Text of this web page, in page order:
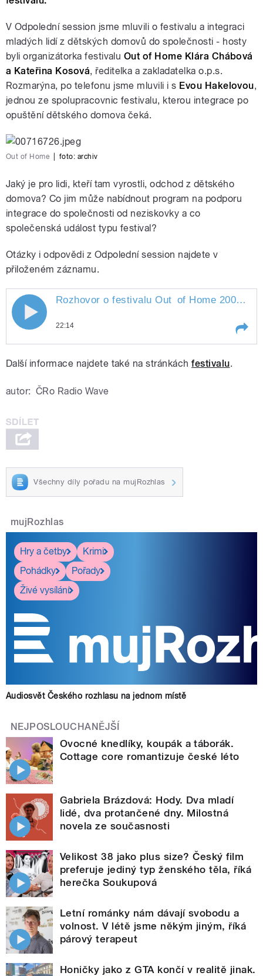
V Odpolední session jsme mluvili o festivalu a integraci
mladých lidí z dětských domovů do společnosti - hosty
byli organizátorka festivalu Out of Home Klára Chábová
a Kateřina Kosová, ředitelka a zakladatelka o.p.s.
Rozmarýna, po telefonu jsme mluvili i s Evou Hakelovou,
jednou ze spolupracovnic festivalu, kterou integrace po
opuštění dětského domova čeká.
Out of Home foto: archiv
Jaký je pro lidi, kteří tam vyrostli, odchod z dětského
domova? Co jim může nabídnout program na podporu
integrace do společnosti od neziskovky a co
společenská událost typu festival?
Otázky i odpovědi z Odpolední session najdete v
přiloženém záznamu.
Rozhovor o festivalu Out of Home 2008
pause
Rozhovor o festivalu Out of Home 2008 "
22:14
Další informace najdete také na stránkáchfestivalu.
autor: ČRo Radio Wave
Všechny díly pořadu na mujRozhlas
mujRozhlas
Hry a četby
Krimi
Pohádky
Pořady
Živé vysílání
Audiosvět Českého rozhlasu na jednom místě
NEJPOSLOUCHANĚJŠÍ
Ovocné knedlíky, koupák a táborák.
Cottage core romantizuje české léto
Gabriela Brázdová: Hody. Dva mladí
lidé, dva protančené dny. Milostná
novela ze současnosti
Velikost 38 jako plus size? Český film
preferuje jediný typ ženského těla, říká
herečka Soukupová
Letní románky nám dávají svobodu a
volnost. V létě jsme někým jiným, říká
párový terapeut
Honičky jako z GTA končí v realitě jinak.